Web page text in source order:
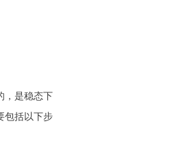
，是稳态下
包括以下步